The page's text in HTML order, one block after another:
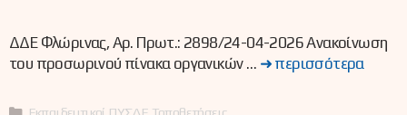
ΔΔΕ Φλώρινας, Αρ. Πρωτ.: 2898/24-04-2026 Ανακοίνωση
του προσωρινού πίνακα οργανικών … ➜ περισσότερα
Κατηγορίες
Εκπαιδευτικοί ΠΥΣΔΕ Τοποθετήσεις